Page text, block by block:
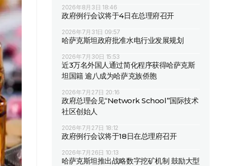
2026年8月3日 18:46
政府例行会议将于4日在总理府召开
2026年7月31日 09:57
哈萨克斯坦政府批准水电行业发展规划
2026年7月30日 15:53
近3万名外国人通过简化程序获得哈萨克斯
坦国籍 逾八成为哈萨克族侨胞
2026年7月27日 20:16
政府总理会见“Network School”国际技术
社区创始人
2026年7月27日 18:12
政府例行会议将于18日在总理府召开
2026年7月26日 10:13
哈萨克斯坦推出战略数字挖矿机制 鼓励大型